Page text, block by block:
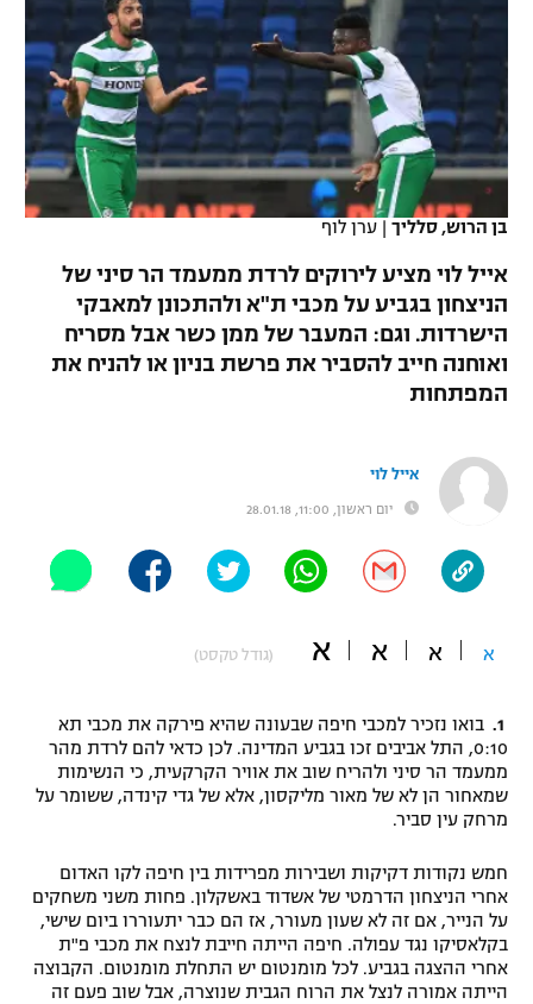
רץ ברשת
תוצאות
לוח שידורים
ברחבה
"מעל הליגה" – פודקאסט
"מחצית בשכונה" – פודקאסט
משתתפים וזוכים בפרסים
תקנון משתתפים וזוכים בפרסים
תקנון עבור פעילות אלקטרה
תקנון עבור פעילות ספורט 1 – "מרלן"
טניס
גיימינג E-Sports
תנאי שימוש
מדיניות פרטיות
נבחרת ישראל
מכבי חיפה
בית"ר ירושלים
מכבי תל אביב
הפועל חיפה
הפועל באר שבע
בני יהודה
ליגה ספרדית
ליגה איטלקית
ליגה צרפתית
ליגה הולנדית
ליגה טורקית
ליגה סינית
ליגה ברזילאית
ליגות נוספות
כדורסל נשים
מכבי תל אביב
הפועל חולון
הפועל ירושלים
יורוליג
יורוקאפ
טניס
כדוריד
כדורעף
שחייה
ג'ודו
אגרוף
UFC
אופניים
ספורט מוטורי
פוטבול אמריקאי NFL
בייסבול MLB
ספורט אתגרי ואקסטרים
אומנויות לחימה
בן הרוש, סלליך | ערן לוף
אייל לוי מציע לירוקים לרדת ממעמד הר סיני של
הניצחון בגביע על מכבי ת"א ולהתכונן למאבקי
הישרדות. וגם: המעבר של ממן כשר אבל מסריח
ואוחנה חייב להסביר את פרשת בניון או להניח את
המפתחות
אייל לוי
יום ראשון, 11:00, 28.01.18
א א א א (גודל טקסט)
בואו נזכיר למכבי חיפה שבעונה שהיא פירקה את מכבי תא
0:10, התל אביבים זכו בגביע המדינה. לכן כדאי להם לרדת מהר
ממעמד הר סיני ולהריח שוב את אוויר הקרקעית, כי הנשימות
שמאחור הן לא של מאור מליקסון, אלא של גדי קינדה, ששומר על
מרחק עין סביר.
חמש נקודות דקיקות ושבירות מפרידות בין חיפה לקו האדום
אחרי הניצחון הדרמטי של אשדוד באשקלון. פחות משני משחקים
על הנייר, אם זה לא שעון מעורר, אז הם כבר יתעוררו ביום שישי,
בקלאסיקו נגד עפולה. חיפה הייתה חייבת לנצח את מכבי פ"ת
אחרי ההצגה בגביע. לכל מומנטום יש התחלת מומנטום. הקבוצה
הייתה אמורה לנצל את הרוח הגבית שנוצרה, אבל שוב פעם זה